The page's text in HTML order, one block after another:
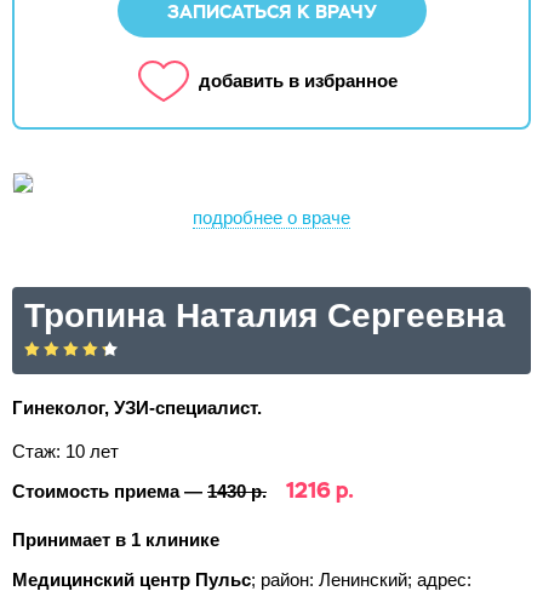
ЗАПИСАТЬСЯ К ВРАЧУ
добавить в избранное
подробнее о враче
Тропина Наталия Сергеевна
Гинеколог, УЗИ-специалист.
Стаж: 10 лет
Стоимость приема — 1430 р. 1216 р.
Принимает в 1 клинике
Медицинский центр Пульс; район: Ленинский; адрес: